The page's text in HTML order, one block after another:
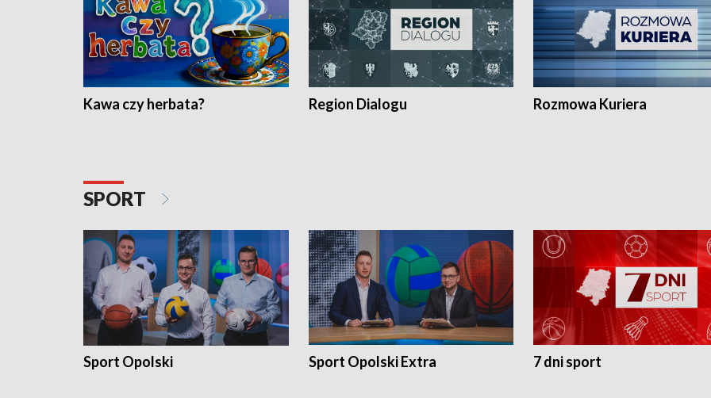
Kawa czy herbata? Region Dialogu Rozmowa Kuriera
SPORT
Sport Opolski Sport Opolski Extra 7 dni sport